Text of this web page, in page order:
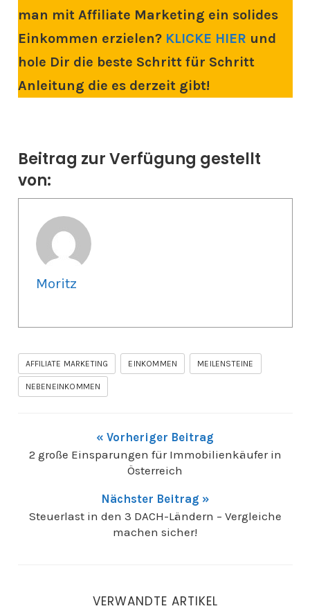
man mit Affiliate Marketing ein solides
Einkommen erzielen? KLICKE HIER und
hole Dir die beste Schritt für Schritt
Anleitung die es derzeit gibt!
Beitrag zur Verfügung gestellt
von:
Moritz
AFFILIATE MARKETING EINKOMMEN MEILENSTEINE
NEBENEINKOMMEN
« Vorheriger Beitrag
2 große Einsparungen für Immobilienkäufer in
Österreich
Nächster Beitrag »
Steuerlast in den 3 DACH-Ländern – Vergleiche
machen sicher!
VERWANDTE ARTIKEL